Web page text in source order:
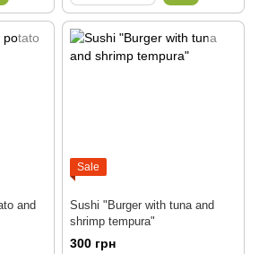
and
Sale
Sushi "Burger with tuna and
shrimp tempura"
300 грн